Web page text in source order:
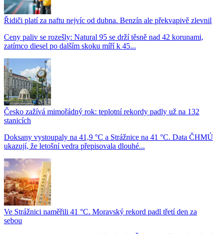
Řidiči platí za naftu nejvíc od dubna. Benzín ale překvapivě zlevnil
Ceny paliv se rozešly: Natural 95 se drží těsně nad 42 korunami,
zatímco diesel po dalším skoku míří k 45...
Česko zažívá mimořádný rok: teplotní rekordy padly už na 132
stanicích
Doksany vystoupaly na 41,9 °C a Strážnice na 41 °C. Data ČHMÚ
ukazují, že letošní vedra přepisovala dlouhé...
Ve Strážnici naměřili 41 °C. Moravský rekord padl třetí den za
sebou